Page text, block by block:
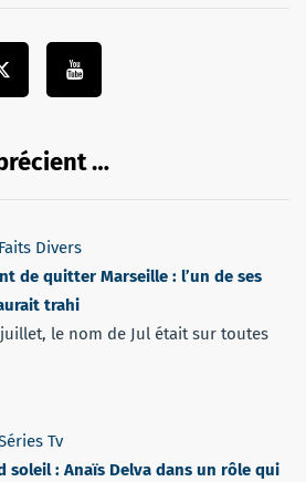
…
Faits Divers
de quitter Marseille : l’un de ses
trahi
le nom de Jul était sur toutes
Tv
soleil : Anaïs Delva dans un rôle qui